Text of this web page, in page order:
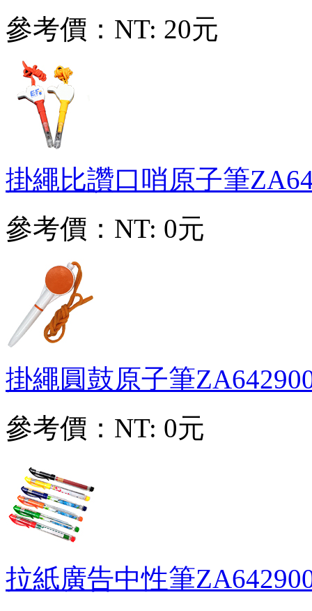
參考價： NT: 20元
掛繩比讚口哨原子筆
參考價： NT: 0元
掛繩圓鼓原子筆
參考價： NT: 0元
拉紙廣告中性筆